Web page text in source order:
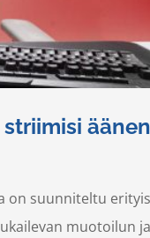
striimisi
on suunniteltu
muotoilun